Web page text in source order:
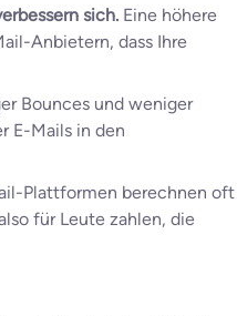
sich. Eine höhere
Anbietern, dass Ihre
Bounces und weniger
E-Mails in den
Plattformen berechnen oft
für Leute zahlen, die